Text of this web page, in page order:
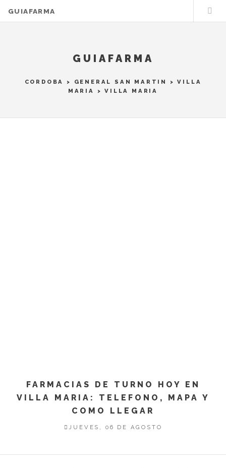
GUIAFARMA
GUIAFARMA
CORDOBA > GENERAL SAN MARTIN >VILLA
MARIA
> VILLA MARIA
FARMACIAS DE TURNO HOY EN
VILLA MARIA: TELEFONO, MAPA Y
COMO LLEGAR
JUEVES, 06 DE AGOSTO